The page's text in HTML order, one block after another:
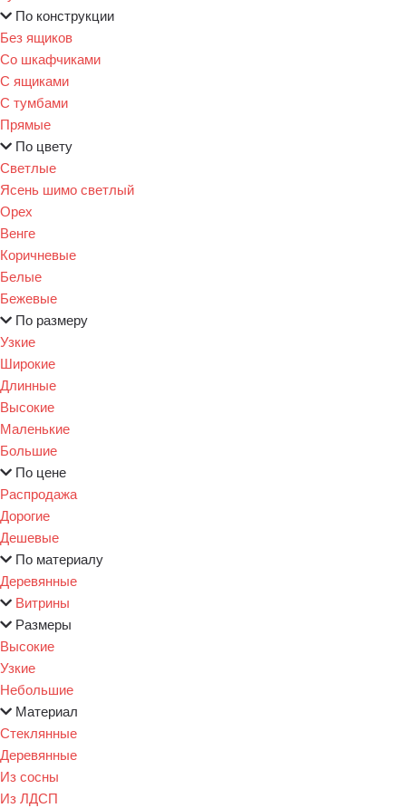
По конструкции
Без ящиков
Со шкафчиками
С ящиками
С тумбами
Прямые
По цвету
Светлые
Ясень шимо светлый
Орех
Венге
Коричневые
Белые
Бежевые
По размеру
Узкие
Широкие
Длинные
Высокие
Маленькие
Большие
По цене
Распродажа
Дорогие
Дешевые
По материалу
Деревянные
Витрины
Размеры
Высокие
Узкие
Небольшие
Материал
Стеклянные
Деревянные
Из сосны
Из ЛДСП